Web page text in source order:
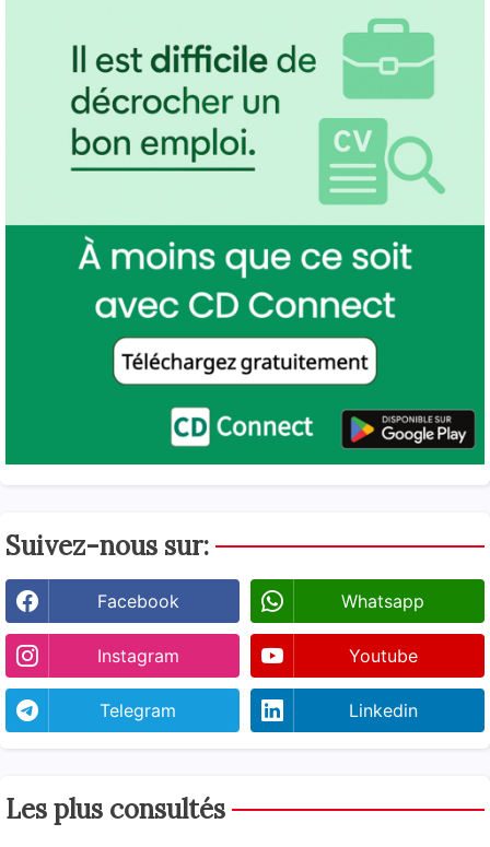
Suivez-nous sur:
Facebook Whatsapp
Instagram Youtube
Telegram Linkedin
Les plus consultés